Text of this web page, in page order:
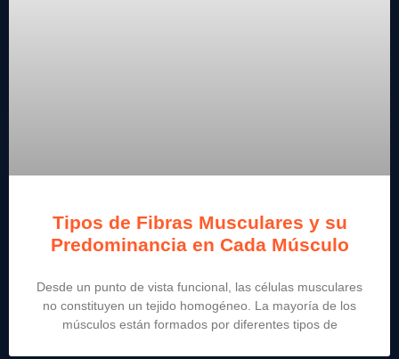
Tipos de Fibras Musculares y su
Predominancia en Cada Músculo
Desde un punto de vista funcional, las células musculares
no constituyen un tejido homogéneo. La mayoría de los
músculos están formados por diferentes tipos de